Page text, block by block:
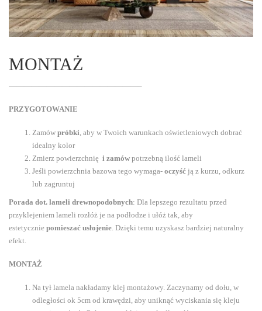
MONTAŻ
—————————————————–
PRZYGOTOWANIE
Zamów próbki, aby w Twoich warunkach oświetleniowych dobrać
idealny kolor
Zmierz powierzchnię i zamów potrzebną ilość lameli
Jeśli powierzchnia bazowa tego wymaga- oczyść ją z kurzu, odkurz
lub zagruntuj
Porada dot. lameli drewnopodobnych: Dla lepszego rezultatu przed
przyklejeniem lameli rozłóż je na podłodze i ułóż tak, aby
estetycznie pomieszać usłojenie. Dzięki temu uzyskasz bardziej naturalny
efekt.
MONTAŻ
Na tył lamela nakładamy klej montażowy. Zaczynamy od dołu, w
odległości ok 5cm od krawędzi, aby uniknąć wyciskania się kleju